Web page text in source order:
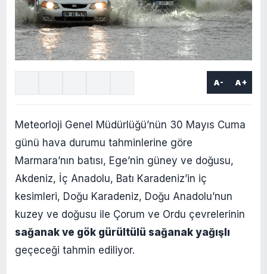
A- A+
Meteorloji Genel Müdürlüğü’nün 30 Mayıs Cuma
günü hava durumu tahminlerine göre
Marmara’nın batısı, Ege’nin güney ve doğusu,
Akdeniz, İç Anadolu, Batı Karadeniz’in iç
kesimleri, Doğu Karadeniz, Doğu Anadolu’nun
kuzey ve doğusu ile Çorum ve Ordu çevrelerinin
sağanak ve gök gürültülü sağanak yağışlı
geçeceği tahmin ediliyor.